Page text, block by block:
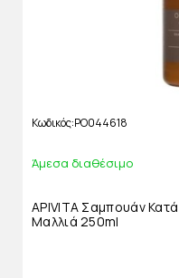
Κωδικός PO044618
Άμεσα διαθέσιμο
APIVITA Σαμπουάν
Μαλλιά 250ml